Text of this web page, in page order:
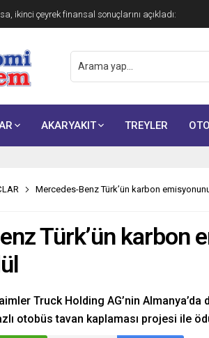
ikinci çeyrek finansal sonuçlarını açıkladı:
AKARYAKIT TREYLER
Mercedes-Benz Türk’ün karbon
Türk’ün karbon
Truck Holding AG’nin Almanya’da
otobüs tavan kaplaması projesi ile